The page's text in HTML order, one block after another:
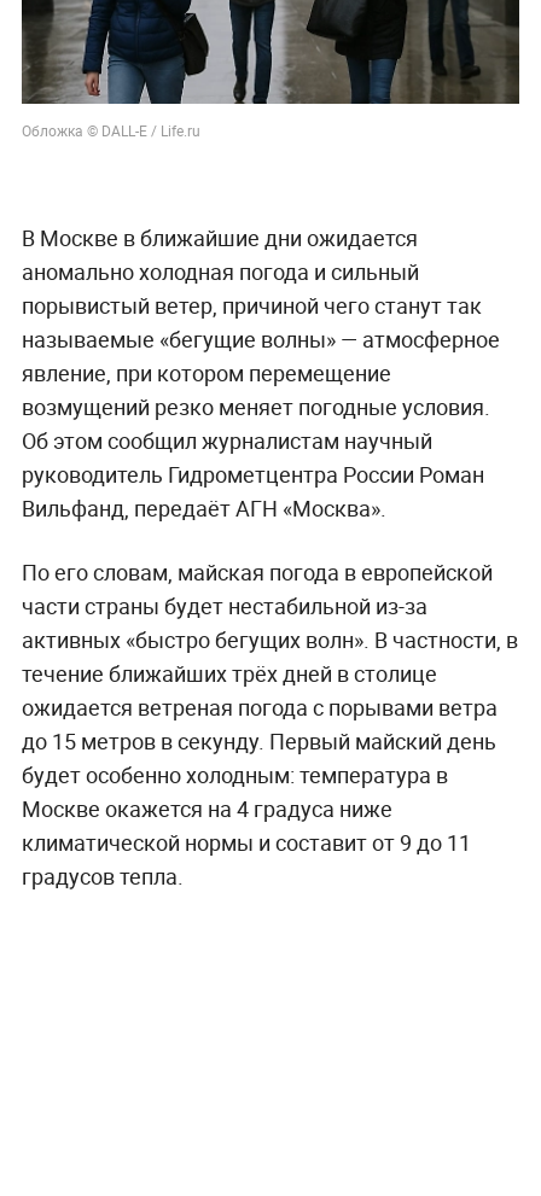
Обложка © DALL-E / Life.ru
В Москве в ближайшие дни ожидается
аномально холодная погода и сильный
порывистый ветер, причиной чего станут так
называемые «бегущие волны» — атмосферное
явление, при котором перемещение
возмущений резко меняет погодные условия.
Об этом сообщил журналистам научный
руководитель Гидрометцентра России Роман
Вильфанд, передаёт АГН «Москва».
По его словам, майская погода в европейской
части страны будет нестабильной из-за
активных «быстро бегущих волн». В частности, в
течение ближайших трёх дней в столице
ожидается ветреная погода с порывами ветра
до 15 метров в секунду. Первый майский день
будет особенно холодным: температура в
Москве окажется на 4 градуса ниже
климатической нормы и составит от 9 до 11
градусов тепла.